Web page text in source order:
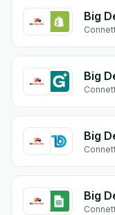
Big
Big
Big
Big